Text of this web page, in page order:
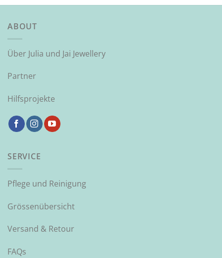
ABOUT
Über Julia und Jai Jewellery
Partner
Hilfsprojekte
SERVICE
Pflege und Reinigung
Grössenübersicht
Versand & Retour
FAQs